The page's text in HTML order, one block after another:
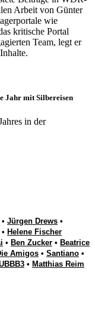
Arbeit von Günter
wie
kritische Portal
Team, legt er
Jahr mit Silbereisen
in der
• Jürgen Drews •
• Helene Fischer
• Ben Zucker • Beatrice
Amigos • Santiano •
• Matthias Reim